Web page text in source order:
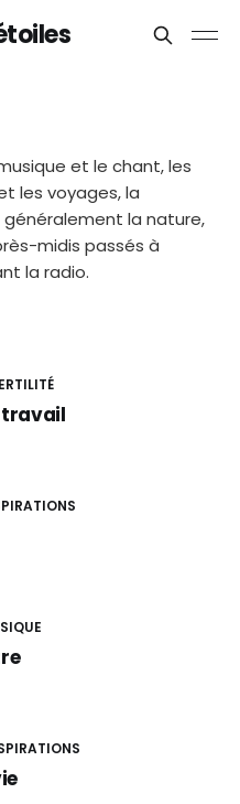
et le chant, les
les voyages, la
la nature,
midis passés à
la radio.
travail